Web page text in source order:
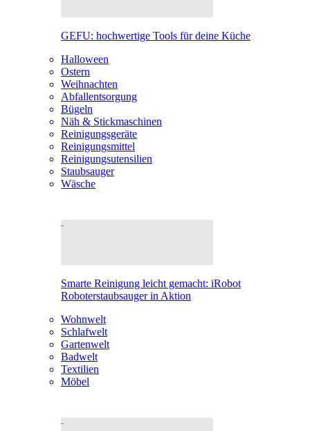
GEFU: hochwertige Tools für deine Küche
Halloween
Ostern
Weihnachten
Abfallentsorgung
Bügeln
Näh & Stickmaschinen
Reinigungsgeräte
Reinigungsmittel
Reinigungsutensilien
Staubsauger
Wäsche
Smarte Reinigung leicht gemacht: iRobot
Roboterstaubsauger in Aktion
Wohnwelt
Schlafwelt
Gartenwelt
Badwelt
Textilien
Möbel